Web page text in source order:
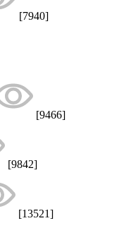
[7940]
[9466]
[9842]
[13521]